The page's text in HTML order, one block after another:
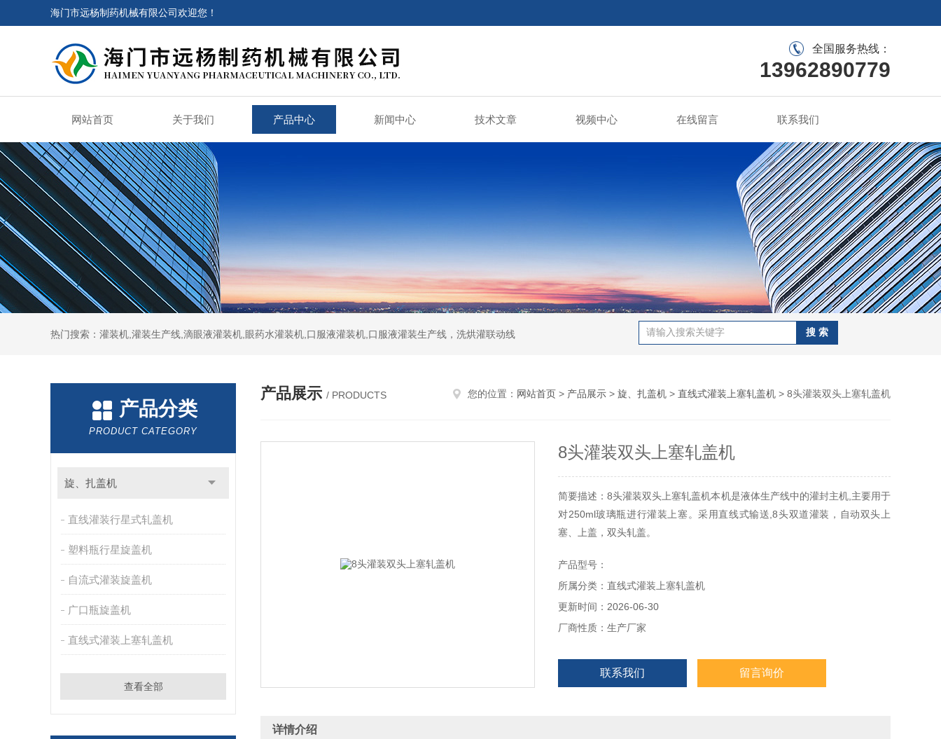
海门市远杨制药机械有限公司欢迎您！
全国服务热线：
13962890779
网站首页 关于我们 产品中心 新闻中心 技术文章 视频中心 在线留言 联系我们
热门搜索：灌装机,灌装生产线,滴眼液灌装机,眼药水灌装机,口服液灌装机,口服液灌装生产线，洗烘灌联动线
产品分类
PRODUCT CATEGORY
旋、扎盖机
直线灌装行星式轧盖机
塑料瓶行星旋盖机
自流式灌装旋盖机
广口瓶旋盖机
直线式灌装上塞轧盖机
查看全部
产品展示 / PRODUCTS 您的位置： 网站首页 > 产品展示 > 旋、扎盖机 > 直线式灌装上塞轧盖机 > 8头灌装双头上塞轧盖机
8头灌装双头上塞轧盖机
简要描述：8头灌装双头上塞轧盖机本机是液体生产线中的灌封主机,主要用于
对250ml玻璃瓶进行灌装上塞。采用直线式输送,8头双道灌装，自动双头上
塞、上盖，双头轧盖。
产品型号：
所属分类：直线式灌装上塞轧盖机
更新时间：2026-06-30
厂商性质：生产厂家
联系我们 留言询价
详情介绍